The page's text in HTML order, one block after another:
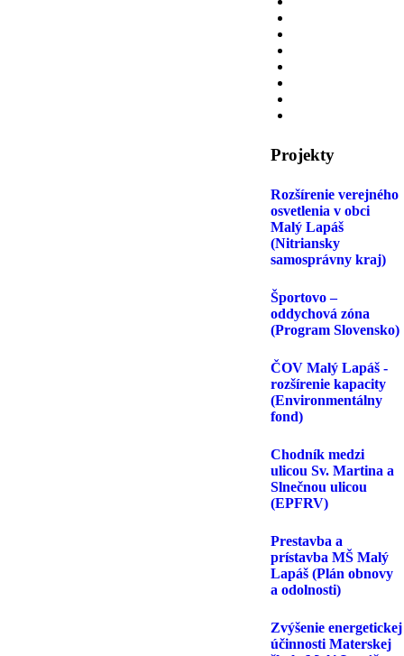
Projekty
Rozšírenie verejného
osvetlenia v obci
Malý Lapáš
(Nitriansky
samosprávny kraj)
Športovo –
oddychová zóna
(Program Slovensko)
ČOV Malý Lapáš -
rozšírenie kapacity
(Environmentálny
fond)
Chodník medzi
ulicou Sv. Martina a
Slnečnou ulicou
(EPFRV)
Prestavba a
prístavba MŠ Malý
Lapáš (Plán obnovy
a odolnosti)
Zvýšenie energetickej
účinnosti Materskej